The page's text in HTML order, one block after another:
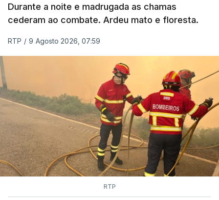
Durante a noite e madrugada as chamas
cederam ao combate. Ardeu mato e floresta.
RTP / 9 Agosto 2026, 07:59
RTP